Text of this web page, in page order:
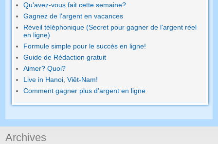
Qu'avez-vous fait cette semaine?
Gagnez de l'argent en vacances
Réveil téléphonique (Secret pour gagner de l'argent réel
en ligne)
Formule simple pour le succès en ligne!
Guide de Rédaction gratuit
Aimer? Quoi?
Live in Hanoi, Viêt-Nam!
Comment gagner plus d'argent en ligne
Archives